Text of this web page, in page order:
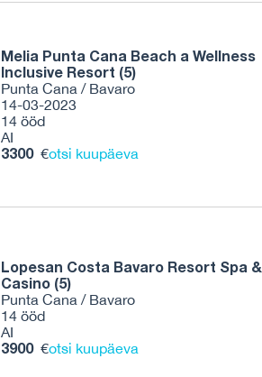
Melia Punta Cana Beach a Wellness
Inclusive Resort (5)
Punta Cana / Bavaro
14-03-2023
14 ööd
AI
3300 €otsi kuupäeva
Lopesan Costa Bavaro Resort Spa &
Casino (5)
Punta Cana / Bavaro
14 ööd
AI
3900 €otsi kuupäeva